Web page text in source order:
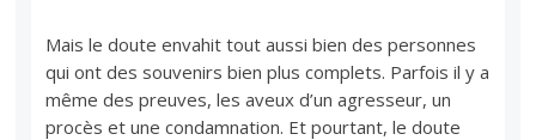
Mais le doute envahit tout aussi bien des personnes
qui ont des souvenirs bien plus complets. Parfois il y a
même des preuves, les aveux d’un agresseur, un
procès et une condamnation. Et pourtant, le doute